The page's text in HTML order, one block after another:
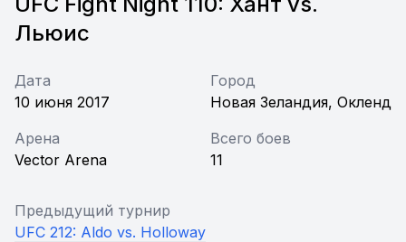
Льюис
Дата
10 июня 2017
Город
Новая Зеландия, Окленд
Арена
Vector Arena
Всего боев
11
Предыдущий турнир
UFC 212: Aldo vs. Holloway